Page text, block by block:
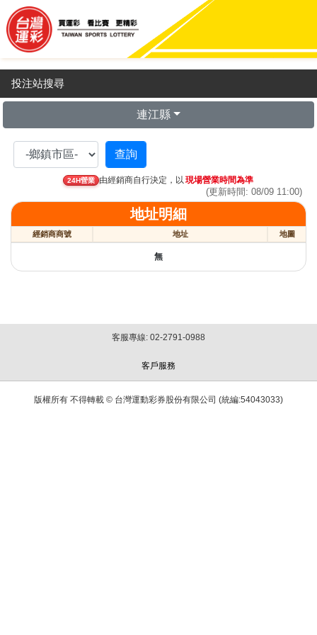
投注站搜尋
連江縣
24H營業 由經銷商自行決定，以 現場營業時間為準
(更新時間: 08/09 11:00)
地址明細
經銷商商號 地址 地圖
無
客服專線: 02-2791-0988
客戶服務
版權所有 不得轉載 © 台灣運動彩券股份有限公司 (統編:54043033)